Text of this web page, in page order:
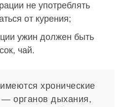
не употреблять
от курения;
ужин должен быть
чай.
хронические
— органов дыхания,